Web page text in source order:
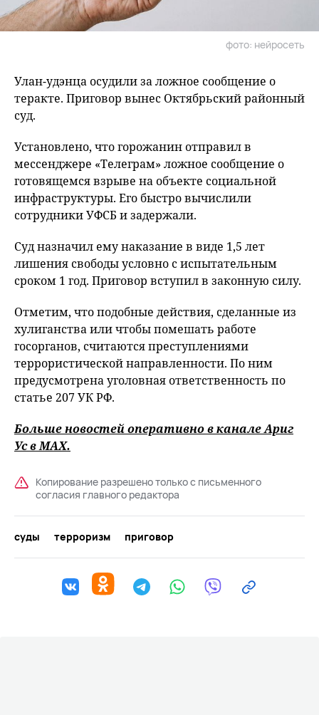
фото: нейросеть
Улан-удэнца осудили за ложное сообщение о
теракте. Приговор вынес Октябрьский районный
суд.
Установлено, что горожанин отправил в
мессенджере «Телеграм» ложное сообщение о
готовящемся взрыве на объекте социальной
инфраструктуры. Его быстро вычислили
сотрудники УФСБ и задержали.
Суд назначил ему наказание в виде 1,5 лет
лишения свободы условно с испытательным
сроком 1 год. Приговор вступил в законную силу.
Отметим, что подобные действия, сделанные из
хулиганства или чтобы помешать работе
госорганов, считаются преступлениями
террористической направленности. По ним
предусмотрена уголовная ответственность по
статье 207 УК РФ.
Больше новостей оперативно в канале Ариг
Ус вMAХ.
Копирование разрешено только с письменного
согласия главного редактора
суды терроризм приговор